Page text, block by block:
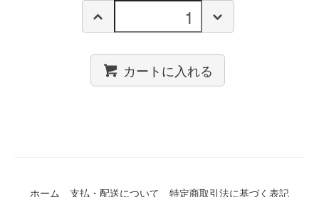
カートに入れる
ホーム 支払・配送について 特定商取引法に基づく表記